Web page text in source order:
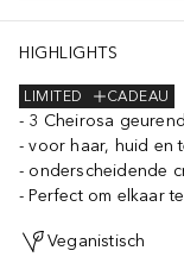
HIGHLIGHTS
CADEAU
LIMITED
3 Cheirosa
voor haar, huid en
onderscheidende
Perfect om elkaar
Veganistisch